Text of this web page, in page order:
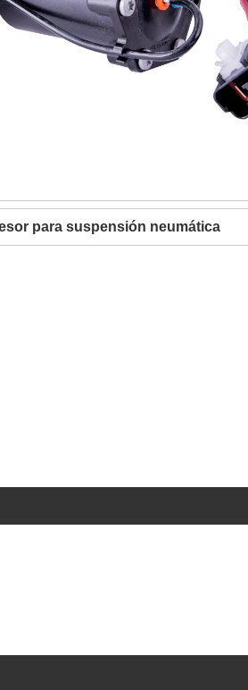
para suspensión neumática